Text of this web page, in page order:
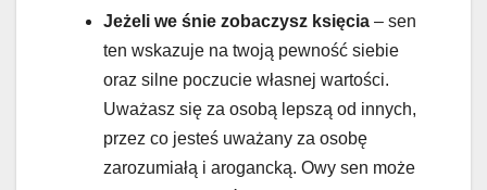
Jeżeli we śnie zobaczysz księcia – sen
ten wskazuje na twoją pewność siebie
oraz silne poczucie własnej wartości.
Uważasz się za osobą lepszą od innych,
przez co jesteś uważany za osobę
zarozumiałą i arogancką. Owy sen może